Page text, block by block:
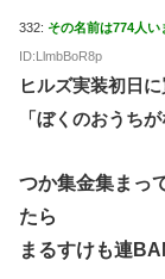
332: その名前は774人
ID:LlmbBoR8p
ヒルズ実装初日
「ぼくのおうち
つか集金集まっ
たら
まるすけも連